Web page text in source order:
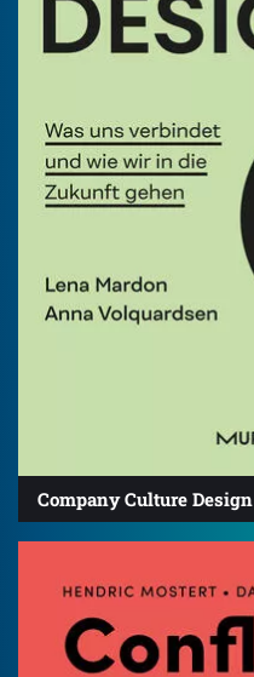
Company Culture Design